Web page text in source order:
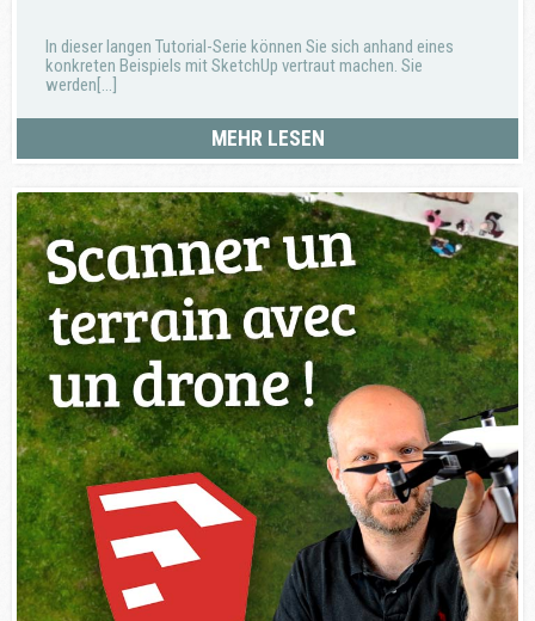
In dieser langen Tutorial-Serie können Sie sich anhand eines
konkreten Beispiels mit SketchUp vertraut machen. Sie
werden[...]
MEHR LESEN